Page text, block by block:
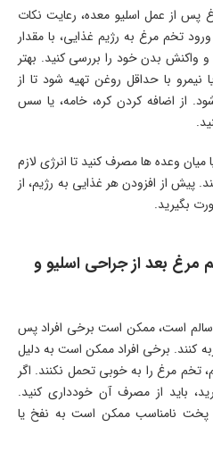
پس از عمل اسلیو معده، رعایت نکات
تخم مرغ به رژیم غذایی، با مقدار
بدن خود را بررسی کنید. بهتر
با حداقل روغن تهیه شود تا از
از اضافه کردن کره، خامه، یا سس
وعده ها مصرف کنید تا انرژی لازم
پیش از افزودن هر غذایی به رژیم، از
بگیرید.
بعد از جراحی اسلیو و
است، ممکن است برخی افراد پس
کنند. برخی افراد ممکن است به دلیل
مرغ را به خوبی تحمل نکنند. اگر
باید از مصرف آن خودداری کنید.
نامناسب ممکن است به نفخ یا